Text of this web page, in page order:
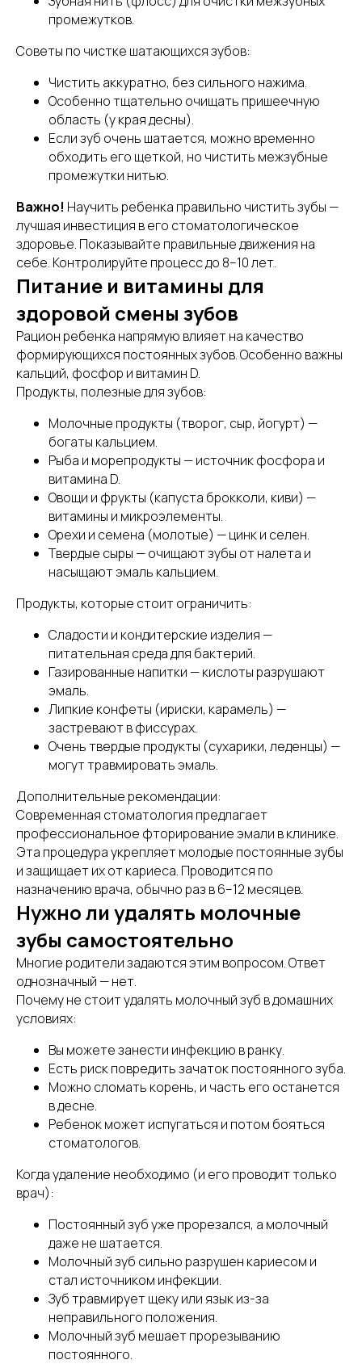
промежутков.
Советы по чистке шатающихся зубов:
Чистить аккуратно, без сильного нажима.
Особенно тщательно очищать пришеечную
область (у края десны).
Если зуб очень шатается, можно временно
обходить его щеткой, но чистить межзубные
промежутки нитью.
Важно! Научить ребенка правильно чистить зубы —
лучшая инвестиция в его стоматологическое
здоровье. Показывайте правильные движения на
себе. Контролируйте процесс до 8–10 лет.
Питание и витамины для
здоровой смены зубов
Рацион ребенка напрямую влияет на качество
формирующихся постоянных зубов. Особенно важны
кальций, фосфор и витамин D.
Продукты, полезные для зубов:
Молочные продукты (творог, сыр, йогурт) —
богаты кальцием.
Рыба и морепродукты — источник фосфора и
витамина D.
Овощи и фрукты (капуста брокколи, киви) —
витамины и микроэлементы.
Орехи и семена (молотые) — цинк и селен.
Твердые сыры — очищают зубы от налета и
насыщают эмаль кальцием.
Продукты, которые стоит ограничить:
Сладости и кондитерские изделия —
питательная среда для бактерий.
Газированные напитки — кислоты разрушают
эмаль.
Липкие конфеты (ириски, карамель) —
застревают в фиссурах.
Очень твердые продукты (сухарики, леденцы) —
могут травмировать эмаль.
Дополнительные рекомендации:
Современная стоматология предлагает
профессиональное фторирование эмали в клинике.
Эта процедура укрепляет молодые постоянные зубы
и защищает их от кариеса. Проводится по
назначению врача, обычно раз в 6–12 месяцев.
Нужно ли удалять молочные
зубы самостоятельно
Многие родители задаются этим вопросом. Ответ
однозначный — нет.
Почему не стоит удалять молочный зуб в домашних
условиях:
Вы можете занести инфекцию в ранку.
Есть риск повредить зачаток постоянного зуба.
Можно сломать корень, и часть его останется
в десне.
Ребенок может испугаться и потом бояться
стоматологов.
Когда удаление необходимо (и его проводит только
врач):
Постоянный зуб уже прорезался, а молочный
даже не шатается.
Молочный зуб сильно разрушен кариесом и
стал источником инфекции.
Зуб травмирует щеку или язык из-за
неправильного положения.
Молочный зуб мешает прорезыванию
постоянного.